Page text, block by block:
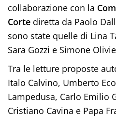
collaborazione con la
Cortediretta da Paolo
sono state quelle di Lina
Sara Gozzi e Simone
Tra le letture proposte
Italo Calvino, Umberto
Lampedusa, Carlo Emilio
Cristiano Cavina e Papa